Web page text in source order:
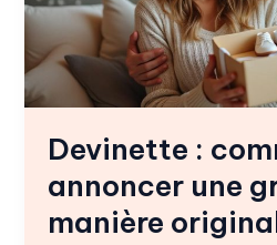
Devinette :
annoncer une
manière
de
manière
originale
?